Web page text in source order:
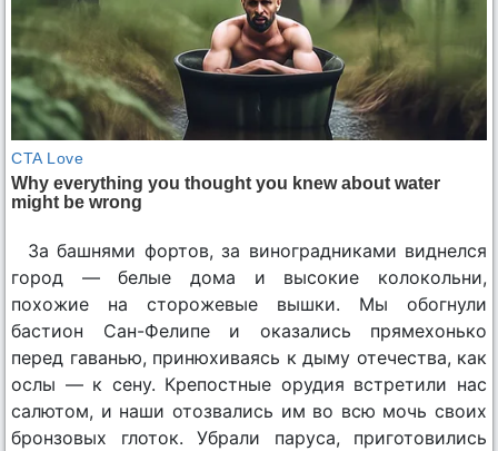
За башнями фортов, за виноградниками виднелся
город — белые дома и высокие колокольни,
похожие на сторожевые вышки. Мы обогнули
бастион Сан-Фелипе и оказались прямехонько
перед гаванью, принюхиваясь к дыму отечества, как
ослы — к сену. Крепостные орудия встретили нас
салютом, и наши отозвались им во всю мочь своих
бронзовых глоток. Убрали паруса, приготовились